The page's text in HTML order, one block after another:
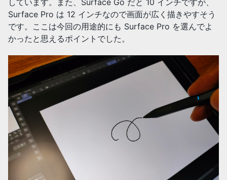
Surface Pro は 12 インチなので画面が広く描きやすそう
です。ここは今回の用途的にも Surface Pro を選んでよ
かったと思えるポイントでした。